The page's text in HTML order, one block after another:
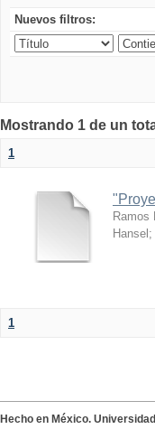
Nuevos filtros:
Mostrando 1 de un
1
Ramos
Hansel ;
1
Hecho en México.